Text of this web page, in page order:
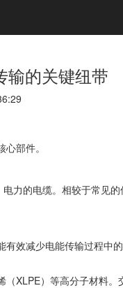
输的关键纽带
部件。
力的电缆。相较于常见
效减少电能传输过程中
XLPE）等高分子材料